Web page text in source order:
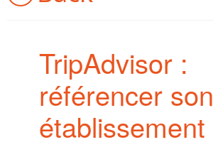
Observatoire
Boîte à outils
Contact
TripAdvisor :
référencer son
établissement